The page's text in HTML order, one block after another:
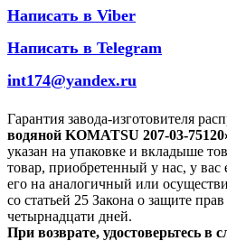
Написать в Viber
Написать в Telegram
int174@yandex.ru
Гарантия завода-изготовителя
водяной KOMATSU 207-03-
указан на упаковке и вкладыше
товар, приобретенный у нас, у вас
его на аналогичный или
со статьей 25 Закона о защите
четырнадцати дней.
При возврате, удостоверьтесь в